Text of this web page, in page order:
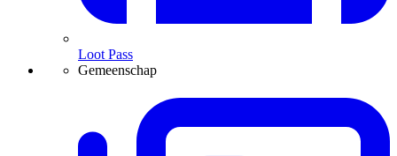
Loot Pass
Gemeenschap